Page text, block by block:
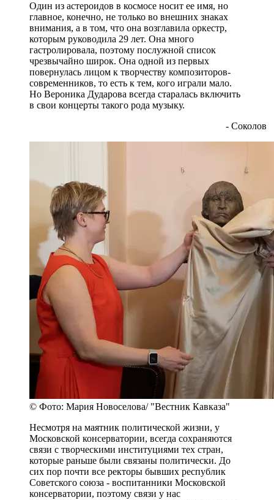
Один из астероидов в космосе носит ее имя, но
главное, конечно, не только во внешних знаках
внимания, а в том, что она возглавила оркестр,
которым руководила 29 лет. Она много
гастролировала, поэтому послужной список
чрезвычайно широк. Она одной из первых
повернулась лицом к творчеству композиторов-
современников, то есть к тем, кого играли мало.
Но Вероника Дударова всегда старалась включить
в свои концерты такого рода музыку.
- Соколов
© Фото: Мария Новоселова/ "Вестник Кавказа"
Несмотря на маятник политической жизни, у
Московской консерватории, всегда сохраняются
связи с творческими институциями тех стран,
которые раньше были связаны политически. До
сих пор почти все ректоры бывших республик
Советского союза - воспитанники Московской
консерватории, поэтому связи у нас